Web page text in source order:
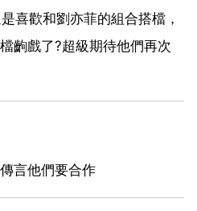
喜歡和劉亦菲的組合搭檔，
齣戲了?超級期待他們再次
言他們要合作